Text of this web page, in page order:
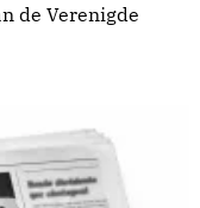
de Verenigde